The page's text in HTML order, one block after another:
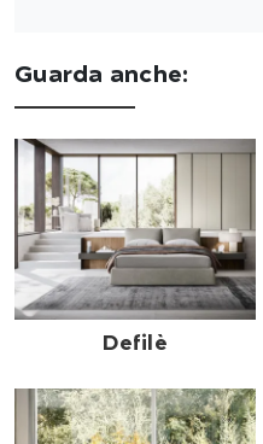
Guarda anche:
Defilè